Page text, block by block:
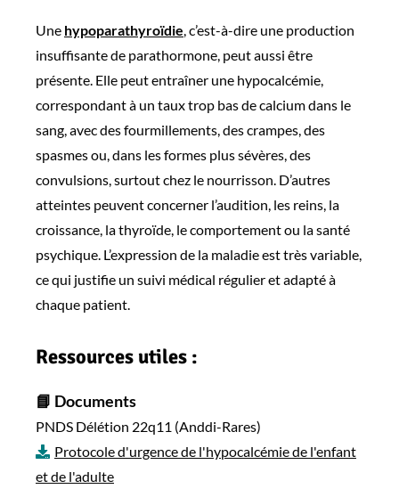
Une hypoparathyroïdie, c’est-à-dire une production
insuffisante de parathormone, peut aussi être
présente. Elle peut entraîner une hypocalcémie,
correspondant à un taux trop bas de calcium dans le
sang, avec des fourmillements, des crampes, des
spasmes ou, dans les formes plus sévères, des
convulsions, surtout chez le nourrisson. D’autres
atteintes peuvent concerner l’audition, les reins, la
croissance, la thyroïde, le comportement ou la santé
psychique. L’expression de la maladie est très variable,
ce qui justifie un suivi médical régulier et adapté à
chaque patient.
Ressources utiles :
📘 Documents
PNDS Délétion 22q11 (Anddi-Rares)
Protocole d'urgence de l'hypocalcémie de l'enfant
et de l'adulte